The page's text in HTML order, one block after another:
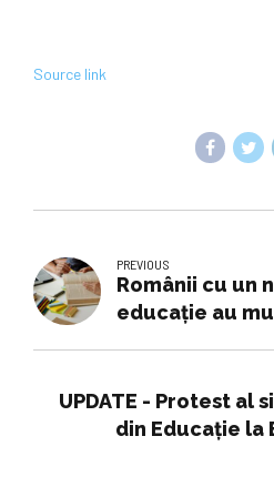
Source link
PREVIOUS
Românii cu un
educație au
în instituțiile
este
UPDATE - Protest al
din Educaţie la